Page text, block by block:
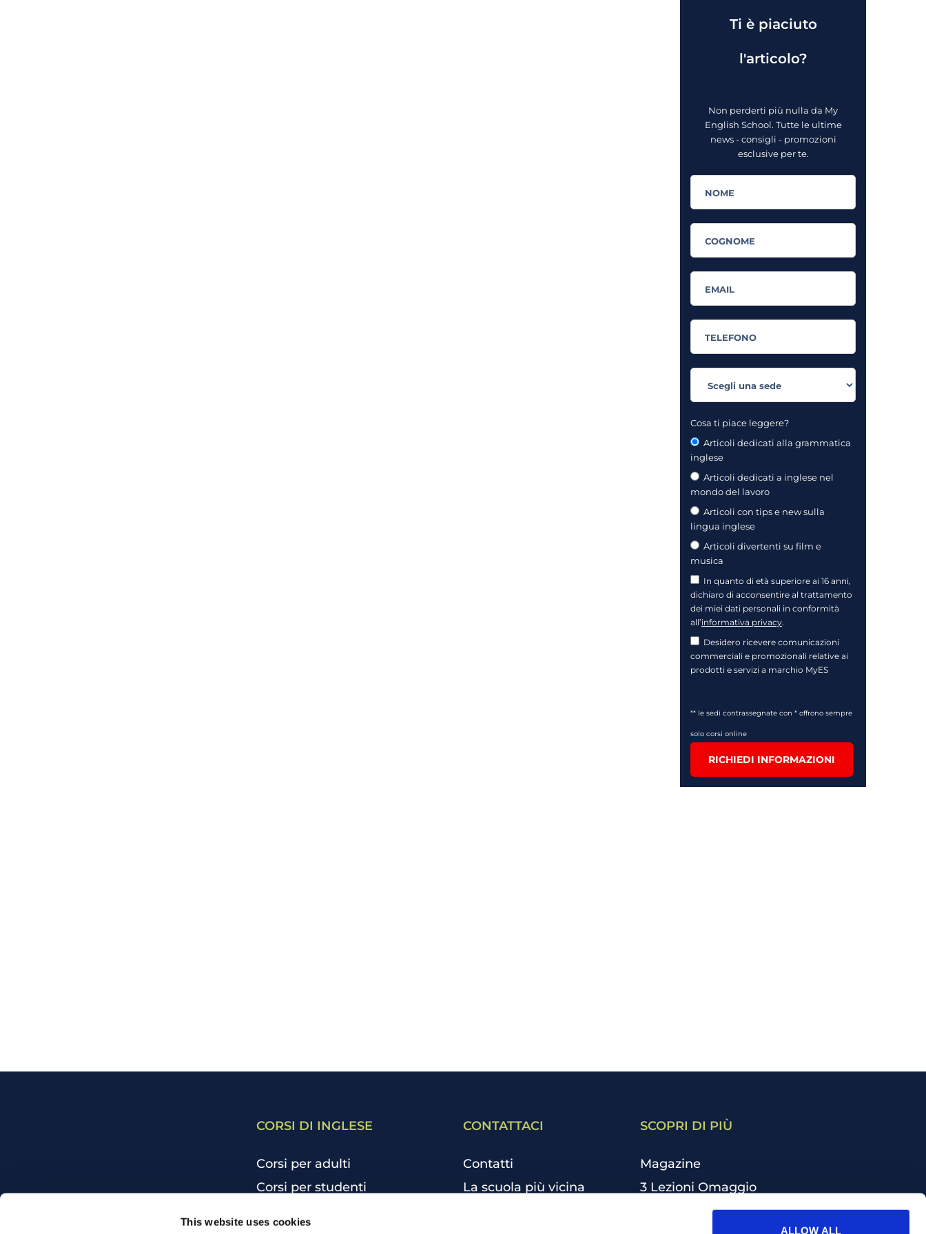
This website uses cookies
ALLOW ALL
Ti è piaciuto
l'articolo?
Non perderti più nulla da My
English School. Tutte le ultime
news - consigli - promozioni
esclusive per te.
Cosa ti piace leggere?
Articoli dedicati alla grammatica
inglese
Articoli dedicati a inglese nel
mondo del lavoro
Articoli con tips e new sulla
lingua inglese
Articoli divertenti su film e
musica
In quanto di età superiore ai 16 anni,
dichiaro di acconsentire al trattamento
dei miei dati personali in conformità
all’informativa privacy.
Desidero ricevere comunicazioni
commerciali e promozionali relative ai
prodotti e servizi a marchio MyES
** le sedi contrassegnate con * offrono sempre
solo corsi online
RICHIEDI INFORMAZIONI
CORSI DI INGLESE
Corsi per adulti
Corsi per studenti
CONTATTACI
Contatti
La scuola più vicina
SCOPRI DI PIÙ
Magazine
3 Lezioni Omaggio